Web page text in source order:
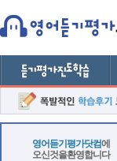
영어듣기평가닷컴에
오신것을환영합니다